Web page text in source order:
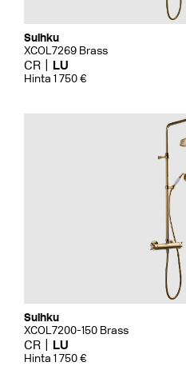
Suihku
XCOL7269 Brass
CR LU
Hinta 1 750 €
Suihku
XCOL7200-150 Brass
CR LU
Hinta 1 750 €